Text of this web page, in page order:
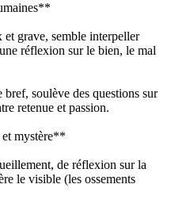
et grave, semble interpeller
réflexion sur le bien, le mal
bref, soulève des questions sur
retenue et passion.
mystère**
de réflexion sur la
le visible (les ossements